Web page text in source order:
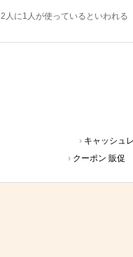
2人に1人が使っているといわれる
キャッシュ
クーポン 販促